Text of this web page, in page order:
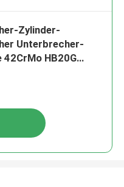
Zylinder-
Unterbrecher-
HB20G